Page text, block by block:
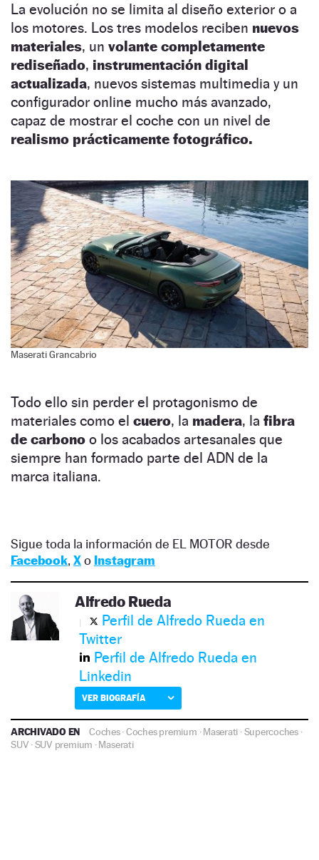
La evolución no se limita al diseño exterior o a
los motores. Los tres modelos reciben nuevos
materiales, un volante completamente
rediseñado, instrumentación digital
actualizada, nuevos sistemas multimedia y un
configurador online mucho más avanzado,
capaz de mostrar el coche con un nivel de
realismo prácticamente fotográfico.
Maserati Grancabrio
Todo ello sin perder el protagonismo de
materiales como el cuero, la madera, la fibra
de carbono o los acabados artesanales que
siempre han formado parte del ADN de la
marca italiana.
Sigue toda la información de EL MOTOR desde
Facebook, Xo Instagram
Alfredo Rueda
Perfil de Alfredo Rueda en
Twitter
Perfil de Alfredo Rueda en
Linkedin
VER BIOGRAFÍA
ARCHIVADO EN Coches·Coches premium ·Maserati ·Supercoches ·
SUV ·SUV premium ·Maserati